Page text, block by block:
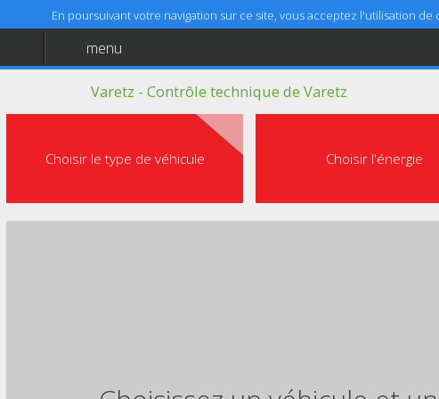
En poursuivant votre navigation sur ce site, vous acceptez l'utilisation
menu
Varetz - Contrôle technique de Varetz
Choisir le type de véhicule Choisir l'énergie